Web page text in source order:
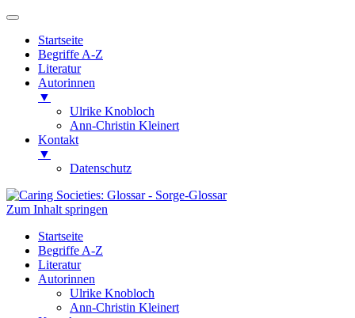
Startseite
Begriffe A-Z
Literatur
Autorinnen
▼
Ulrike Knobloch
Ann-Christin Kleinert
Kontakt
▼
Datenschutz
Caring Societies: Glossar
Sorge-Glossar
Zum Inhalt springen
Startseite
Begriffe A-Z
Literatur
Autorinnen
Ulrike Knobloch
Ann-Christin Kleinert